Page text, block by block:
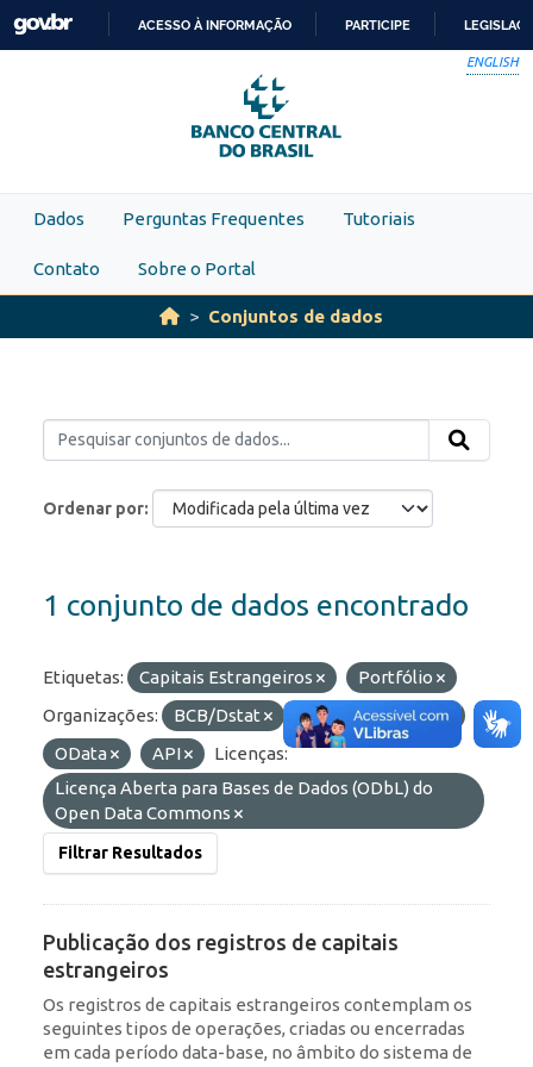
Skip to main content
PARA
O
CONTEÚDO
ACESSO À INFORMAÇÃO PARTICIPE
ENGLISH
Dados Perguntas Frequentes Tutoriais
Contato Sobre o Portal
Conjuntos de dados
Ordenar por
1 conjunto de dados encontrado
Etiquetas: Capitais Estrangeiros
Portfólio
Organizações:
BCB/Dstat Formatos:
HTML
OData
API
Licenças:
Licença Aberta para Bases de Dados (ODbL) do
Open Data Commons
Filtrar Resultados
Publicação dos registros de capitais
estrangeiros
Os registros de capitais estrangeiros contemplam os
seguintes tipos de operações, criadas ou encerradas
em cada período data-base, no âmbito do sistema de